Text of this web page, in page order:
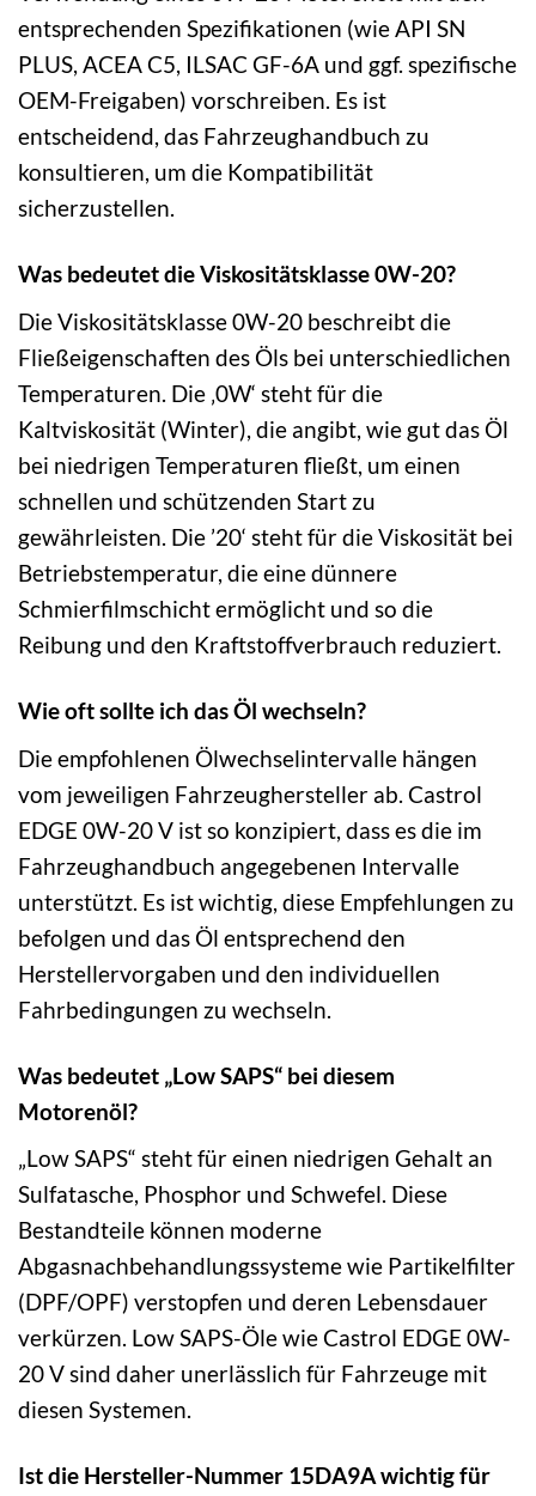
entsprechenden Spezifikationen (wie API SN
PLUS, ACEA C5, ILSAC GF-6A und ggf. spezifische
OEM-Freigaben) vorschreiben. Es ist
entscheidend, das Fahrzeughandbuch zu
konsultieren, um die Kompatibilität
sicherzustellen.
Was bedeutet die Viskositätsklasse 0W-20?
Die Viskositätsklasse 0W-20 beschreibt die
Fließeigenschaften des Öls bei unterschiedlichen
Temperaturen. Die ‚0W‘ steht für die
Kaltviskosität (Winter), die angibt, wie gut das Öl
bei niedrigen Temperaturen fließt, um einen
schnellen und schützenden Start zu
gewährleisten. Die ’20‘ steht für die Viskosität bei
Betriebstemperatur, die eine dünnere
Schmierfilmschicht ermöglicht und so die
Reibung und den Kraftstoffverbrauch reduziert.
Wie oft sollte ich das Öl wechseln?
Die empfohlenen Ölwechselintervalle hängen
vom jeweiligen Fahrzeughersteller ab. Castrol
EDGE 0W-20 V ist so konzipiert, dass es die im
Fahrzeughandbuch angegebenen Intervalle
unterstützt. Es ist wichtig, diese Empfehlungen zu
befolgen und das Öl entsprechend den
Herstellervorgaben und den individuellen
Fahrbedingungen zu wechseln.
Was bedeutet „Low SAPS“ bei diesem
Motorenöl?
„Low SAPS“ steht für einen niedrigen Gehalt an
Sulfatasche, Phosphor und Schwefel. Diese
Bestandteile können moderne
Abgasnachbehandlungssysteme wie Partikelfilter
(DPF/OPF) verstopfen und deren Lebensdauer
verkürzen. Low SAPS-Öle wie Castrol EDGE 0W-
20 V sind daher unerlässlich für Fahrzeuge mit
diesen Systemen.
Ist die Hersteller-Nummer 15DA9A wichtig für